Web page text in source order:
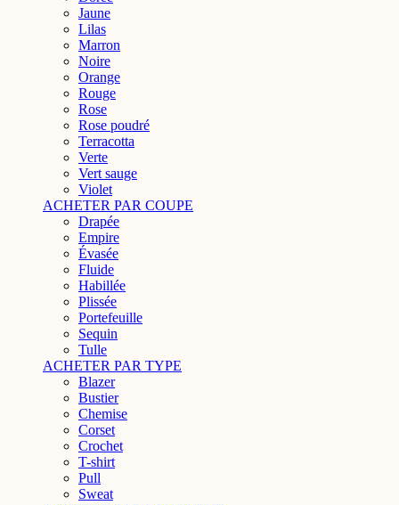
Jaune
Lilas
Marron
Noire
Orange
Rouge
Rose
Rose poudré
Terracotta
Verte
Vert sauge
Violet
ACHETER PAR COUPE
Drapée
Empire
Évasée
Fluide
Habillée
Plissée
Portefeuille
Sequin
Tulle
ACHETER PAR TYPE
Blazer
Bustier
Chemise
Corset
Crochet
T-shirt
Pull
Sweat